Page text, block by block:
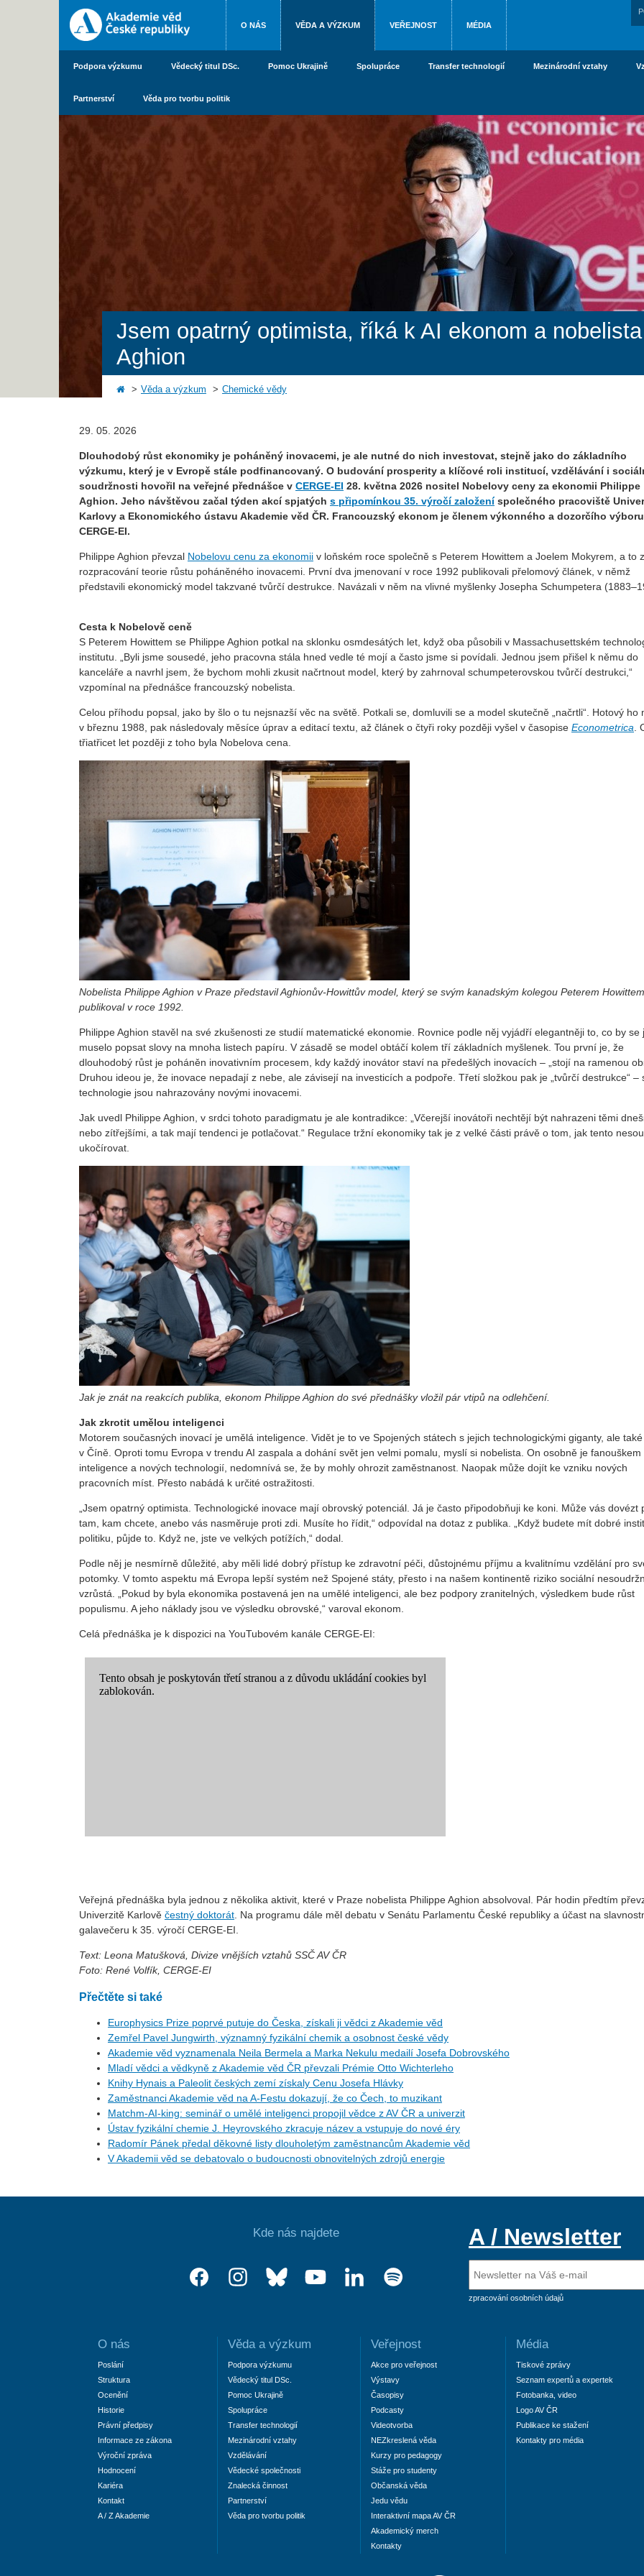
O NÁS VĚDA A VÝZKUM VEŘEJNOST MÉDIA
Podpora výzkumu Vědecký titul DSc. Pomoc Ukrajině Spolupráce Transfer technologií Mezinárodní vztahy
Partnerství Věda pro tvorbu politik
Jsem opatrný optimista, říká k AI ekonom a
Aghion
Věda a výzkum Chemické vědy
29. 05. 2026
Dlouhodobý růst ekonomiky je poháněný inovacemi, je ale nutné do nich investovat, stejně jako do základního
výzkumu, který je v Evropě stále podfinancovaný. O budování prosperity a klíčové roli institucí, vzdělávání i
soudržnosti hovořil na veřejné přednášce v CERGE-EI 28. května 2026 nositel Nobelovy ceny za ekonomii Philippe
Aghion. Jeho návštěvou začal týden akcí spjatých s připomínkou 35. výročí založeníspolečného pracoviště
Karlovy a Ekonomického ústavu Akademie věd ČR. Francouzský ekonom je členem výkonného a dozorčího výboru
CERGE-EI.
Philippe Aghion převzal Nobelovu cenu za ekonomii v loňském roce společně s Peterem Howittem a Joelem Mokyrem, a to
rozpracování teorie růstu poháněného inovacemi. První dva jmenovaní v roce 1992 publikovali přelomový článek, v němž
představili ekonomický model takzvané tvůrčí destrukce. Navázali v něm na vlivné myšlenky Josepha Schumpetera
Cesta k Nobelově ceně
S Peterem Howittem se Philippe Aghion potkal na sklonku osmdesátých let, když oba působili v Massachusettském
institutu. „Byli jsme sousedé, jeho pracovna stála hned vedle té mojí a často jsme si povídali. Jednou jsem přišel k němu do
kanceláře a navrhl jsem, že bychom mohli zkusit načrtnout model, který by zahrnoval schumpeterovskou tvůrčí destrukci,“
vzpomínal na přednášce francouzský nobelista.
Celou příhodu popsal, jako by šlo o tu nejsnazší věc na světě. Potkali se, domluvili se a model skutečně „načrtli“. Hotový ho
v březnu 1988, pak následovaly měsíce úprav a editací textu, až článek o čtyři roky později vyšel v časopise Econometrica.
třiatřicet let později z toho byla Nobelova cena.
Nobelista Philippe Aghion v Praze představil Aghionův-Howittův model, který se svým kanadským kolegou Peterem Howittem
publikoval v roce 1992.
Philippe Aghion stavěl na své zkušenosti ze studií matematické ekonomie. Rovnice podle něj vyjádří elegantněji to, co by se
muselo popsat slovy na mnoha listech papíru. V zásadě se model obtáčí kolem tří základních myšlenek. Tou první je, že
dlouhodobý růst je poháněn inovativním procesem, kdy každý inovátor staví na předešlých inovacích – „stojí na ramenou
Druhou ideou je, že inovace nepadají z nebe, ale závisejí na investicích a podpoře. Třetí složkou pak je „tvůrčí destrukce“ –
technologie jsou nahrazovány novými inovacemi.
Jak uvedl Philippe Aghion, v srdci tohoto paradigmatu je ale kontradikce: „Včerejší inovátoři nechtějí být nahrazeni těmi
nebo zítřejšími, a tak mají tendenci je potlačovat.“ Regulace tržní ekonomiky tak je z velké části právě o tom, jak tento
ukočírovat.
Jak je znát na reakcích publika, ekonom Philippe Aghion do své přednášky vložil pár vtipů na odlehčení.
Jak zkrotit umělou inteligenci
Motorem současných inovací je umělá inteligence. Vidět je to ve Spojených státech s jejich technologickými giganty, ale také
v Číně. Oproti tomu Evropa v trendu AI zaspala a dohání svět jen velmi pomalu, myslí si nobelista. On osobně je fanouškem
inteligence a nových technologií, nedomnívá se, že by mohly ohrozit zaměstnanost. Naopak může dojít ke vzniku nových
pracovních míst. Přesto nabádá k určité ostražitosti.
„Jsem opatrný optimista. Technologické inovace mají obrovský potenciál. Já je často připodobňuji ke koni. Může vás dovézt
tam, kam chcete, anebo vás nasměruje proti zdi. Musíte ho řídit,“ odpovídal na dotaz z publika. „Když budete mít dobré
politiku, půjde to. Když ne, jste ve velkých potížích,“ dodal.
Podle něj je nesmírně důležité, aby měli lidé dobrý přístup ke zdravotní péči, důstojnému příjmu a kvalitnímu vzdělání pro
potomky. V tomto aspektu má Evropa lepší systém než Spojené státy, přesto i na našem kontinentě riziko sociální
vzrůstá. „Pokud by byla ekonomika postavená jen na umělé inteligenci, ale bez podpory zranitelných, výsledkem bude růst
populismu. A jeho náklady jsou ve výsledku obrovské,“ varoval ekonom.
Celá přednáška je k dispozici na YouTubovém kanále CERGE-EI:
Veřejná přednáška byla jednou z několika aktivit, které v Praze nobelista Philippe Aghion absolvoval. Pár hodin předtím
Univerzitě Karlově čestný doktorát. Na programu dále měl debatu v Senátu Parlamentu České republiky a účast na
galavečeru k 35. výročí CERGE-EI.
Text: Leona Matušková, Divize vnějších vztahů SSČ AV ČR
Foto: René Volfík, CERGE-EI
Přečtěte si také
Europhysics Prize poprvé putuje do Česka, získali ji vědci z Akademie věd
Zemřel Pavel Jungwirth, významný fyzikální chemik a osobnost české vědy
Akademie věd vyznamenala Neila Bermela a Marka Nekulu medailí Josefa Dobrovského
Mladí vědci a vědkyně z Akademie věd ČR převzali Prémie Otto Wichterleho
Knihy Hynais a Paleolit českých zemí získaly Cenu Josefa Hlávky
Zaměstnanci Akademie věd na A-Festu dokazují, že co Čech, to muzikant
Matchm-AI-king: seminář o umělé inteligenci propojil vědce z AV ČR a univerzit
Ústav fyzikální chemie J. Heyrovského zkracuje název a vstupuje do nové éry
Radomír Pánek předal děkovné listy dlouholetým zaměstnancům Akademie věd
V Akademii věd se debatovalo o budoucnosti obnovitelných zdrojů energie
Kde nás najdete A / Newsletter
zpracování osobních údajů
O nás
Poslání
Struktura
Ocenění
Historie
Právní předpisy
Informace ze zákona
Výroční zpráva
Hodnocení
Kariéra
Kontakt
A / Z Akademie
Věda a výzkum
Podpora výzkumu
Vědecký titul DSc.
Pomoc Ukrajině
Spolupráce
Transfer technologií
Mezinárodní vztahy
Vzdělávání
Vědecké společnosti
Znalecká činnost
Partnerství
Věda pro tvorbu politik
Veřejnost
Akce pro veřejnost
Výstavy
Časopisy
Podcasty
Videotvorba
NEZkreslená věda
Kurzy pro pedagogy
Stáže pro studenty
Občanská věda
Jedu vědu
Interaktivní mapa AV ČR
Akademický merch
Kontakty
Média
Tiskové zprávy
Seznam expertů a expertek
Fotobanka, video
Logo AV ČR
Publikace ke stažení
Kontakty pro média